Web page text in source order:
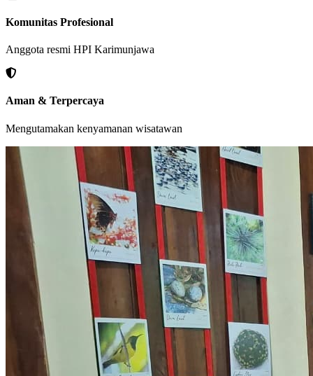
Komunitas Profesional
Anggota resmi HPI Karimunjawa
Aman & Terpercaya
Mengutamakan kenyamanan wisatawan